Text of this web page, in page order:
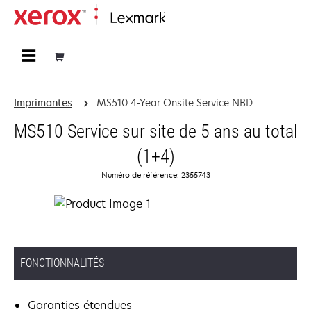
Imprimantes MS510 4-Year Onsite Service NBD
MS510 Service sur site de 5 ans au total
(1+4)
Numéro de référence: 2355743
FONCTIONNALITÉS
Garanties étendues